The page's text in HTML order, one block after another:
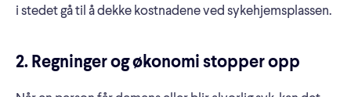
i stedet gå til å dekke kostnadene ved sykehjemsplassen.
2. Regninger og økonomi stopper opp